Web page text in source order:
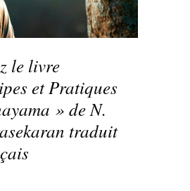
le livre
et Pratiques
» de N.
traduit